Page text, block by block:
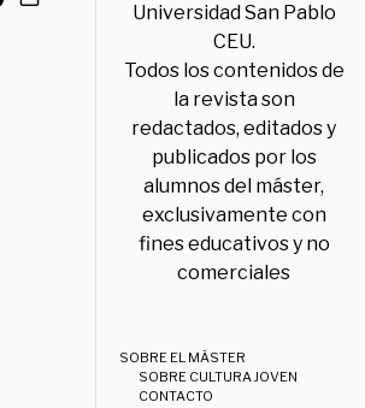
Universidad San Pablo
CEU.
Todos los contenidos de
la revista son
redactados, editados y
publicados por los
alumnos del máster,
exclusivamente con
fines educativos y no
comerciales
SOBRE EL MÁSTER
SOBRE CULTURA JOVEN
CONTACTO